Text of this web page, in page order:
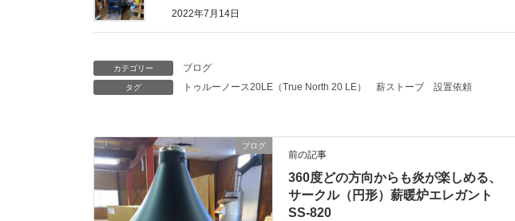
2022年7月14日
カテゴリー ブログ
タグ トゥルーノース20LE（True North 20 LE） 薪ストーブ 設置依頼
ブログ
前の記事
360度どの方向からも炎が楽しめる、
サークル（円形）薪暖炉エレガント
SS-820